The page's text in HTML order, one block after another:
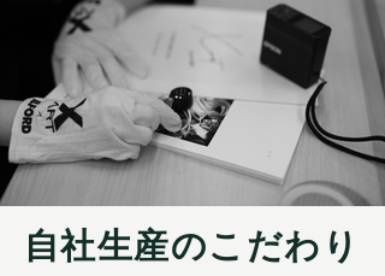
自社生産のこだわり